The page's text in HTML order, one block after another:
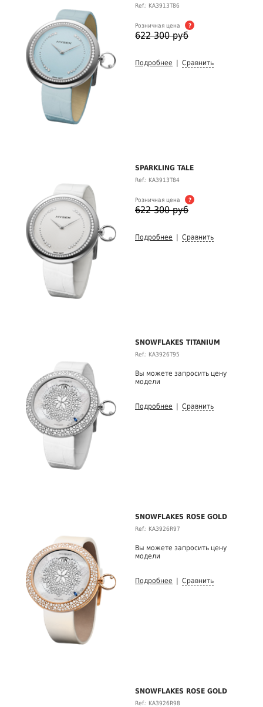
Ref.: KA3913T86
Розничная цена ?
622 300 руб
Подробнее Сравнить
SPARKLING TALE
Ref.: KA3913T84
Розничная цена ?
622 300 руб
Подробнее Сравнить
SNOWFLAKES TITANIUM
Ref.: KA3926T95
Вы можете запросить цену
модели
Подробнее Сравнить
SNOWFLAKES ROSE GOLD
Ref.: KA3926R97
Вы можете запросить цену
модели
Подробнее Сравнить
SNOWFLAKES ROSE GOLD
Ref.: KA3926R98